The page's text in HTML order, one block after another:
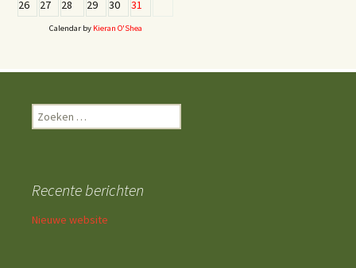
26
27 28 29 30 31
Calendar by Kieran O'Shea
o
n
a
Recente berichten
Nieuwe website